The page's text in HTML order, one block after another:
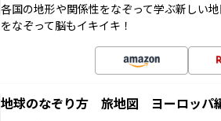
各国の地形や関係性をなぞって学ぶ新しい
をなぞって脳もイキイキ！
地球のなぞり方 旅地図 ヨーロッパ